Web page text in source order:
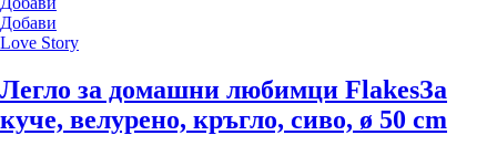
Добави
Love Story
Легло за домашни любимци FlakesЗа
куче, велурено, кръгло, сиво, ø 50 cm